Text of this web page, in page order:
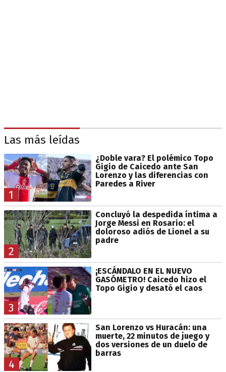
Las más leídas
1
¿Doble vara? El polémico Topo
Gigio de Caicedo ante San
Lorenzo y las diferencias con
Paredes a River
2
Concluyó la despedida íntima a
Jorge Messi en Rosario: el
doloroso adiós de Lionel a su
padre
3
¡ESCÁNDALO EN EL NUEVO
GASÓMETRO! Caicedo hizo el
Topo Gigio y desató el caos
4
San Lorenzo vs Huracán: una
muerte, 22 minutos de juego y
dos versiones de un duelo de
barras